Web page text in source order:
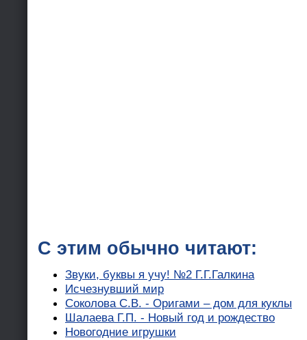
С этим обычно читают:
Звуки, буквы я учу! №2 Г.Г.Галкина
Исчезнувший мир
Соколова С.В. - Оригами – дом для куклы
Шалаева Г.П. - Новый год и рождество
Новогодние игрушки